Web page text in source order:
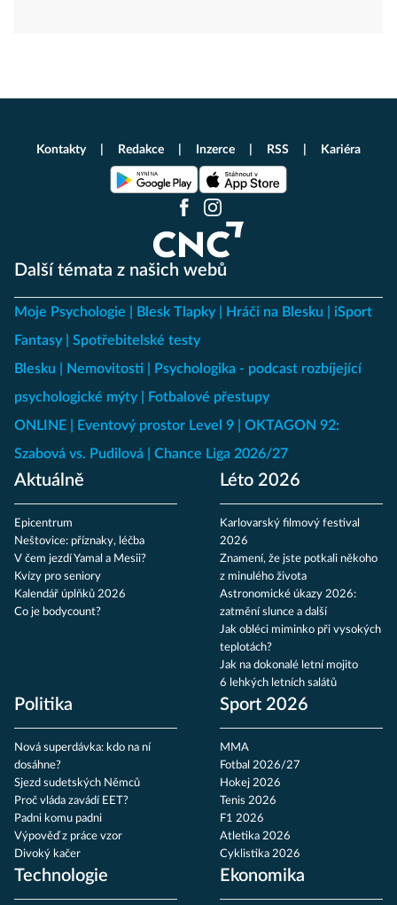
Další témata z našich webů
Moje Psychologie Blesk Tlapky Hráči na Blesku
iSport
Fantasy
Spotřebitelské testy
Blesku
Nemovitosti
Psychologika - podcast rozbíjející
psychologické mýty
Fotbalové přestupy
ONLINE
Eventový prostor Level 9
OKTAGON 92:
Szabová vs. Pudilová
Chance Liga 2026/27
Aktuálně
Epicentrum
Neštovice: příznaky, léčba
V čem jezdí Yamal a Mesii?
Kvízy pro seniory
Kalendář úplňků 2026
Co je bodycount?
Léto 2026
Karlovarský filmový festival
2026
Znamení, že jste potkali někoho
z minulého života
Astronomické úkazy 2026:
zatmění slunce a další
Jak obléci miminko při vysokých
teplotách?
Jak na dokonalé letní mojito
6 lehkých letních salátů
Politika
Nová superdávka: kdo na ní
dosáhne?
Sjezd sudetských Němců
Proč vláda zavádí EET?
Padni komu padni
Výpověď z práce vzor
Divoký kačer
Sport 2026
MMA
Fotbal 2026/27
Hokej 2026
Tenis 2026
F1 2026
Atletika 2026
Cyklistika 2026
Technologie Ekonomika
Kontakty Redakce Inzerce RSS Kariéra